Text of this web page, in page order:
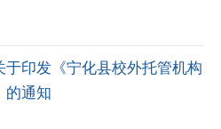
印发《宁化县校外托管机构
的通知